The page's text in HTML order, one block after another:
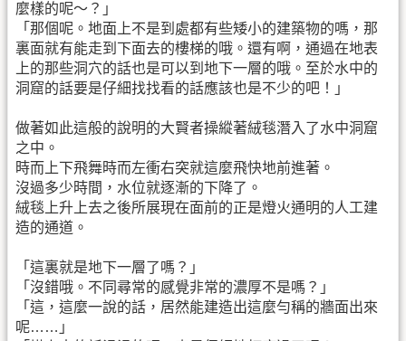
麼樣的呢～？」
「那個呢。地面上不是到處都有些矮小的建築物的嗎，那
裏面就有能走到下面去的樓梯的哦。還有啊，通過在地表
上的那些洞穴的話也是可以到地下一層的哦。至於水中的
洞窟的話要是仔細找找看的話應該也是不少的吧！」
做著如此這般的說明的大賢者操縱著絨毯潛入了水中洞窟
之中。
時而上下飛舞時而左衝右突就這麼飛快地前進著。
沒過多少時間，水位就逐漸的下降了。
絨毯上升上去之後所展現在面前的正是燈火通明的人工建
造的通道。
「這裏就是地下一層了嗎？」
「沒錯哦。不同尋常的感覺非常的濃厚不是嗎？」
「這，這麼一說的話，居然能建造出這麼勻稱的牆面出來
呢……」